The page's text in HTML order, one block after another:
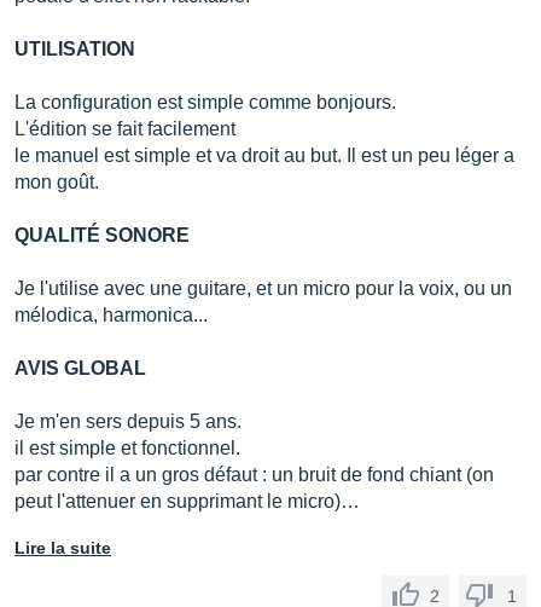
UTILISATION
La configuration est simple comme bonjours.
L'édition se fait facilement
le manuel est simple et va droit au but. Il est un peu léger a
mon goût.
QUALITÉ SONORE
Je l'utilise avec une guitare, et un micro pour la voix, ou un
mélodica, harmonica...
AVIS GLOBAL
Je m'en sers depuis 5 ans.
il est simple et fonctionnel.
par contre il a un gros défaut : un bruit de fond chiant (on
peut l'attenuer en supprimant le micro)…
Lire la suite
2 1